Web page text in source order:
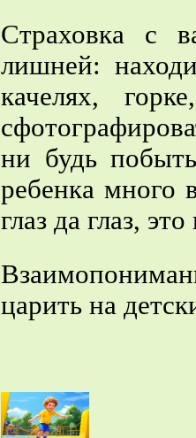
Страховка с
лишней:
качелях,
ни будь
ребенка много
глаз да глаз,
царить на